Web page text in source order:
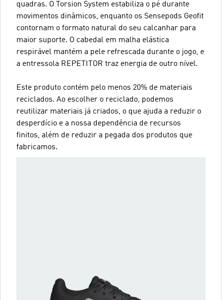
quadras. O Torsion System estabiliza o pé durante
movimentos dinâmicos, enquanto os Sensepods Geofit
contornam o formato natural do seu calcanhar para
maior suporte. O cabedal em malha elástica
respirável mantém a pele refrescada durante o jogo, e
a entressola REPETITOR traz energia de outro nível.
Este produto contém pelo menos 20% de materiais
reciclados. Ao escolher o reciclado, podemos
reutilizar materiais já criados, o que ajuda a reduzir o
desperdício e a nossa dependência de recursos
finitos, além de reduzir a pegada dos produtos que
fabricamos.